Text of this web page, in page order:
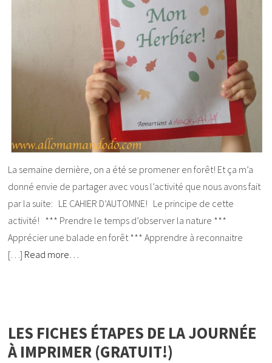
La semaine dernière, on a été se promener en forêt! Et ça m’a
donné envie de partager avec vous l’activité que nous avons fait
par la suite: LE CAHIER D’AUTOMNE! Le principe de cette
activité! *** Prendre le temps d’observer la nature ***
Apprécier une balade en forêt *** Apprendre à reconnaitre
[…] Read more…
LES FICHES ÉTAPES DE LA JOURNÉE
À IMPRIMER (GRATUIT!)